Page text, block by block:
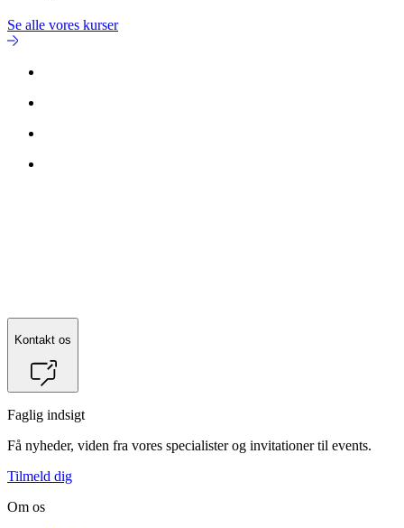
Se alle vores kurser
Kontakt os
Faglig indsigt
Få nyheder, viden fra vores specialister og invitationer til events.
Tilmeld dig
Om os